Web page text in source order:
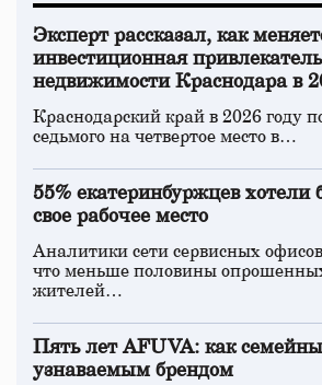
Эксперт рассказал, как
инвестиционная
недвижимости Краснодара в
Краснодарский край в 2026 году
седьмого на четвертое место в…
55% екатеринбуржцев
свое рабочее место
Аналитики сети сервисных
что меньше половины
жителей…
Пять лет AFUVA: как
узнаваемым брендом